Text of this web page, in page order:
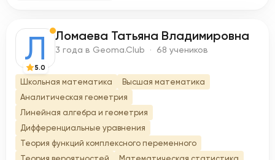
Л
5.0
Ломаева Татьяна Владимировна
3 года в Geoma.Club · 68 учеников
Школьная математика
Высшая математика
Аналитическая геометрия
Линейная алгебра и геометрия
Дифференциальные уравнения
Теория функций комплексного переменного